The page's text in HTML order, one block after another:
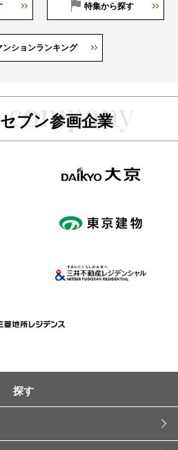
特集から探す
ンションランキング
ブン参画企業
探す